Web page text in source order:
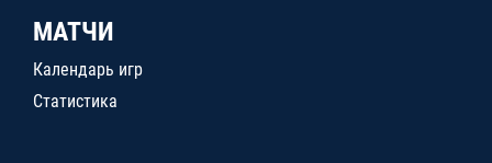
МАТЧИ
Календарь игр
Статистика